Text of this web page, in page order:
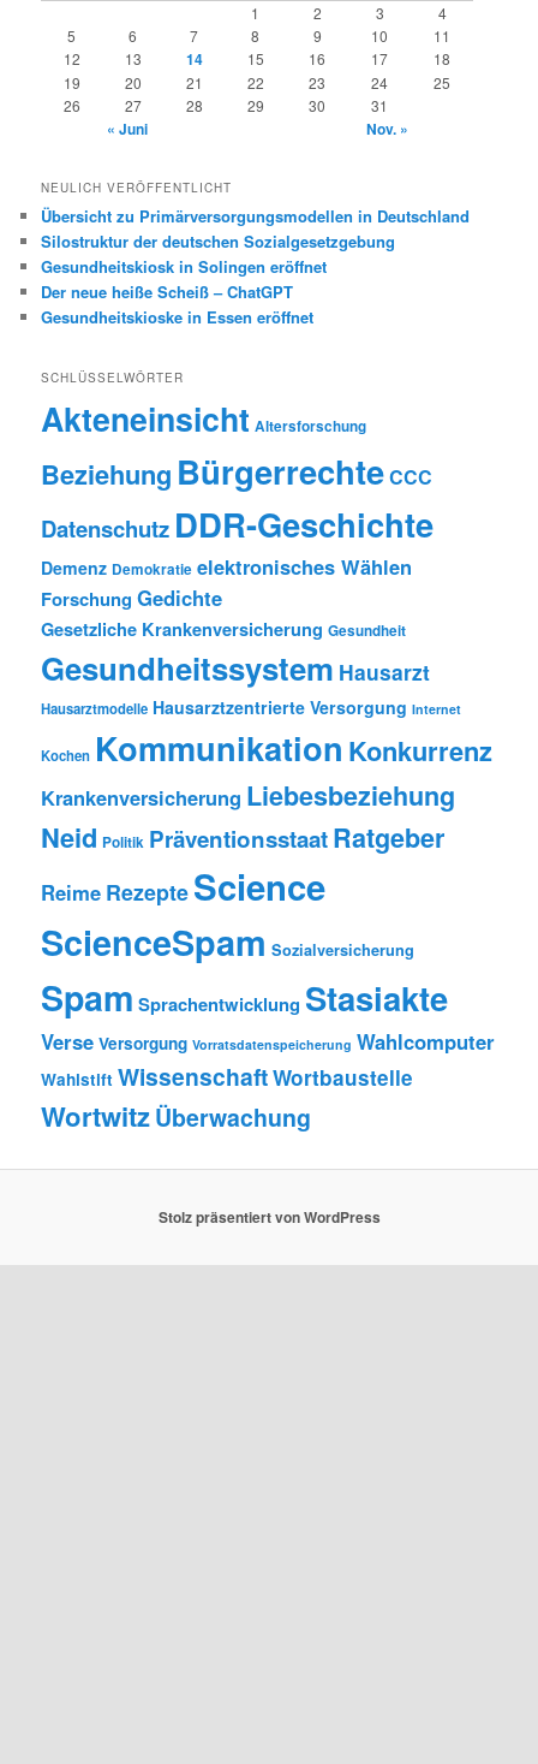
1 2 3
4
5
6 7 8 9 10
11
12
13 14 15 16 17
18
19
20 21 22 23 24
25
26
27 28 29 30 31
« Juni Nov. »
NEULICH VERÖFFENTLICHT
Übersicht zu Primärversorgungsmodellen in Deutschland
Silostruktur der deutschen Sozialgesetzgebung
Gesundheitskiosk in Solingen eröffnet
Der neue heiße Scheiß – ChatGPT
Gesundheitskioske in Essen eröffnet
SCHLÜSSELWÖRTER
Akteneinsicht Altersforschung
Beziehung BürgerrechteCCC
Datenschutz DDR-Geschichte
Demenz Demokratie elektronisches Wählen
Forschung Gedichte
Gesetzliche Krankenversicherung Gesundheit
Gesundheitssystem Hausarzt
Hausarztmodelle Hausarztzentrierte Versorgung Internet
Kochen Kommunikation Konkurrenz
Krankenversicherung Liebesbeziehung
Neid Politik PräventionsstaatRatgeber
Reime Rezepte Science
ScienceSpam Sozialversicherung
Spam Sprachentwicklung Stasiakte
Verse Versorgung Vorratsdatenspeicherung Wahlcomputer
Wahlstift WissenschaftWortbaustelle
WortwitzÜberwachung
Stolz präsentiert von WordPress